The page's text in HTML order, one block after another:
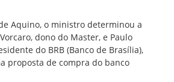
Aquino, o ministro determinou a
dono do Master, e Paulo
do BRB (Banco de Brasília),
proposta de compra do banco